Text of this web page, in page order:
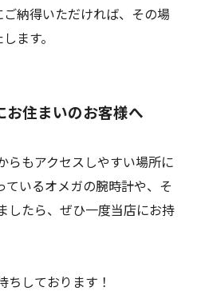
納得いただければ、その場
ます。
お住まいのお客様へ
らもアクセスしやすい場所に
ているオメガの腕時計や、そ
したら、ぜひ一度当店にお持
しております！